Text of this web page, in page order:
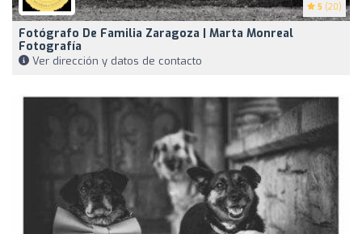
5 (20)
Fotógrafo De Familia Zaragoza | Marta Monreal
Fotografía
Ver dirección y datos de contacto